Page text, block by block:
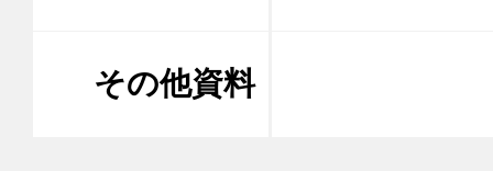
その他資料